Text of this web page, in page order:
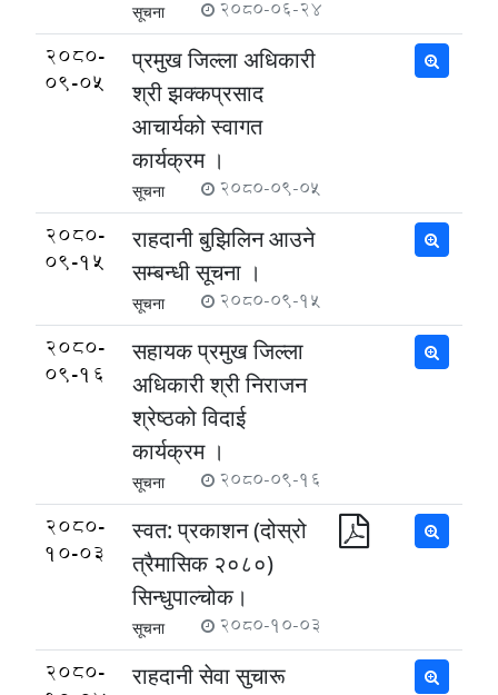
सूचना 2080-06-24
2080-
09-05
प्रमुख जिल्ला अधिकारी
श्री झक्कप्रसाद
आचार्यको स्वागत
कार्यक्रम ।
सूचना 2080-09-05
2080-
09-15
राहदानी बुझिलिन आउने
सम्बन्धी सूचना ।
सूचना 2080-09-15
2080-
09-16
सहायक प्रमुख जिल्ला
अधिकारी श्री निराजन
श्रेष्‍ठको विदाई
कार्यक्रम ।
सूचना 2080-09-16
2080-
10-03
स्वत: प्रकाशन (दोस्रो
त्रैमासिक २०८०)
सिन्धुपाल्चोक।
सूचना 2080-10-03
2080-
राहदानी सेवा सुचारू